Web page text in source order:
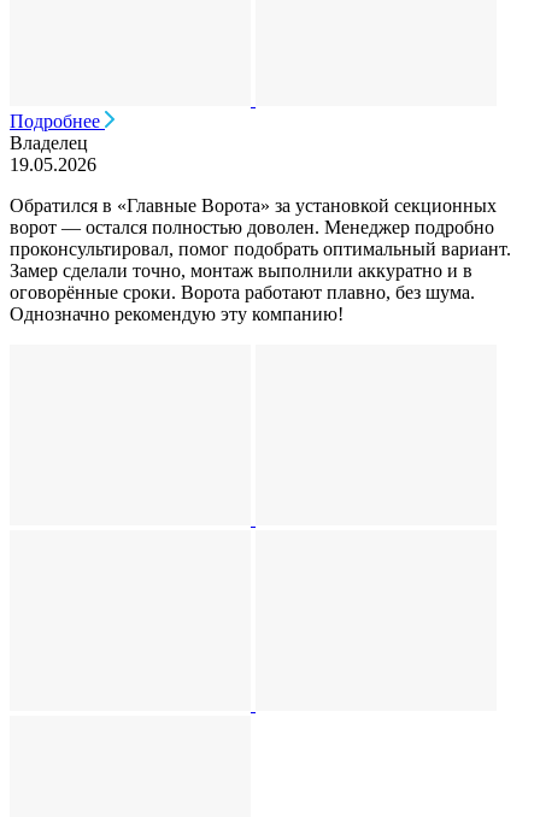
Подробнее
Владелец
19.05.2026
Обратился в «Главные Ворота» за установкой секционных
ворот — остался полностью доволен. Менеджер подробно
проконсультировал, помог подобрать оптимальный вариант.
Замер сделали точно, монтаж выполнили аккуратно и в
оговорённые сроки. Ворота работают плавно, без шума.
Однозначно рекомендую эту компанию!